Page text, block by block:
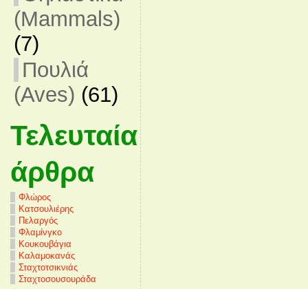
(Mammals)
(7)
Πουλιά
(Aves) (61)
Τελευταία
άρθρα
Φλώρος
Κατσουλιέρης
Πελαργός
Φλαμίνγκο
Κουκουβάγια
Καλαμοκανάς
Σταχτοτσικνιάς
Σταχτοσουσουράδα